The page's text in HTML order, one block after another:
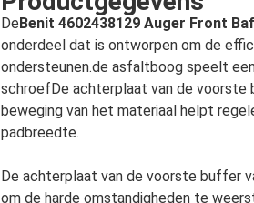
De Benit 4602438129 Auger Front
onderdeel dat is ontworpen om de
ondersteunen.de asfaltboog speelt
schroefDe achterplaat van de voorste
beweging van het materiaal helpt
padbreedte.
De achterplaat van de voorste buffer
om de harde omstandigheden te